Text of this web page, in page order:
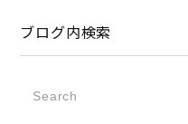
ブログ内検索